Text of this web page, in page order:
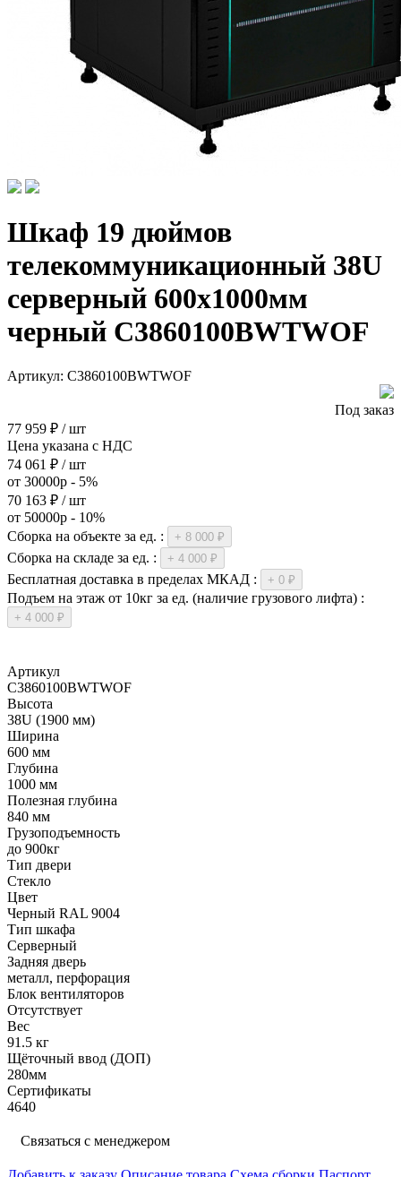
Шкаф 19 дюймов
телекоммуникационный 38U
серверный 600x1000мм
черный C3860100BWTWOF
Артикул: C3860100BWTWOF
Под заказ
77 959 ₽ / шт
Цена указана с НДС
74 061 ₽ / шт
от 30000р - 5%
70 163 ₽ / шт
от 50000р - 10%
Сборка на объекте за ед. :
+ 8 000 ₽
Сборка на складе за ед. : + 4 000 ₽
Бесплатная доставка в пределах МКАД : + 0 ₽
Подъем на этаж от 10кг за ед. (наличие грузового лифта) :
+ 4 000 ₽
Артикул
C3860100BWTWOF
Высота
38U (1900 мм)
Ширина
600 мм
Глубина
1000 мм
Полезная глубина
840 мм
Грузоподъемность
до 900кг
Тип двери
Стекло
Цвет
Черный RAL 9004
Тип шкафа
Серверный
Задняя дверь
металл, перфорация
Блок вентиляторов
Отсутствует
Вес
91.5 кг
Щёточный ввод (ДОП)
280мм
Сертификаты
4640
Связаться с менеджером